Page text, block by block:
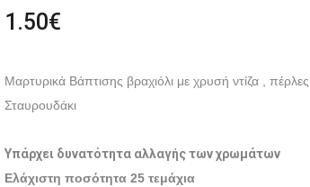
1.50€
Μαρτυρικά Βάπτισης βραχιόλι με χρυσή ντίζα ,
Σταυρουδάκι
Υπάρχει δυνατότητα αλλαγής των χρωμάτων
Ελάχιστη ποσότητα 25 τεμάχια